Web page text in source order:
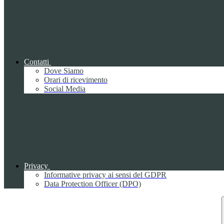
Contatti
Dove Siamo
Orari di ricevimento
Social Media
Privacy
Informative privacy ai sensi del GDPR
Data Protection Officer (DPO)